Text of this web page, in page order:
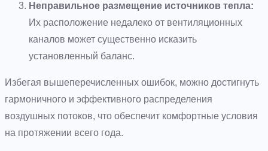
Неправильное размещение источников тепла:
Их расположение недалеко от вентиляционных
каналов может существенно исказить
установленный баланс.
Избегая вышеперечисленных ошибок, можно достигнуть
гармоничного и эффективного распределения
воздушных потоков, что обеспечит комфортные условия
на протяжении всего года.